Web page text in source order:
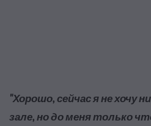
"Хорошо, сейчас я не хочу
зале, но до меня только